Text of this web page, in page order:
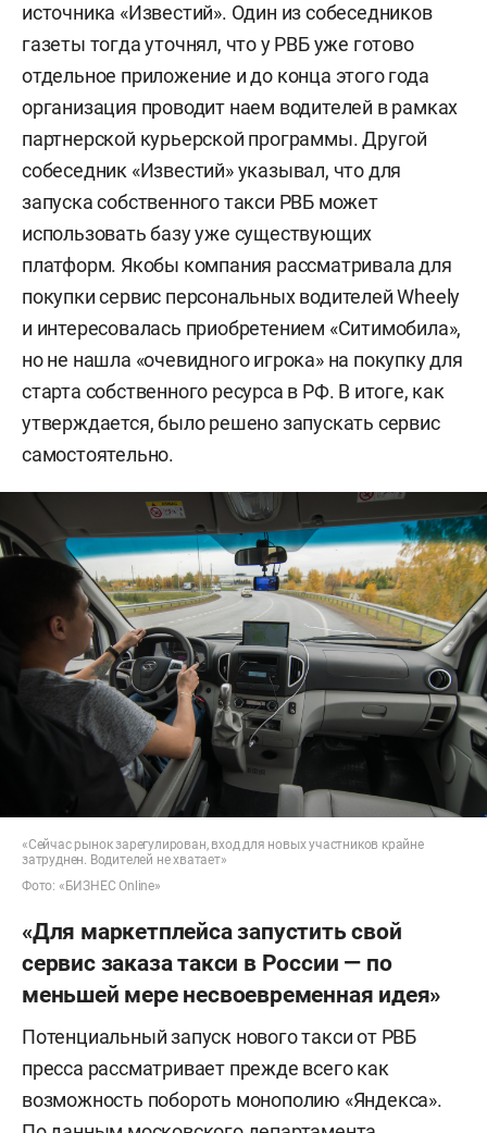
источника «Известий». Один из собеседников
газеты тогда уточнял, что у РВБ уже готово
отдельное приложение и до конца этого года
организация проводит наем водителей в рамках
партнерской курьерской программы. Другой
собеседник «Известий» указывал, что для
запуска собственного такси РВБ может
использовать базу уже существующих
платформ. Якобы компания рассматривала для
покупки сервис персональных водителей Wheely
и интересовалась приобретением «Ситимобила»,
но не нашла «очевидного игрока» на покупку для
старта собственного ресурса в РФ. В итоге, как
утверждается, было решено запускать сервис
самостоятельно.
«Сейчас рынок зарегулирован, вход для новых участников крайне
затруднен. Водителей не хватает»
Фото: «БИЗНЕС Online»
«Для маркетплейса запустить свой
сервис заказа такси в России — по
меньшей мере несвоевременная идея»
Потенциальный запуск нового такси от РВБ
пресса рассматривает прежде всего как
возможность побороть монополию «Яндекса».